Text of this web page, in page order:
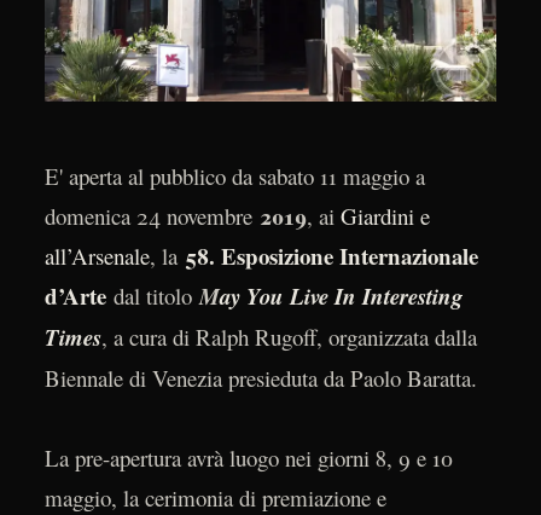
E' aperta al pubblico da sabato 11 maggio a
domenica 24 novembre 2019, ai Giardini e
all’Arsenale, la 58. Esposizione Internazionale
d’Artedal titolo May You Live In Interesting
Times, a cura di Ralph Rugoff, organizzata dalla
Biennale di Venezia presieduta da Paolo Baratta.
La pre-apertura avrà luogo nei giorni 8, 9 e 10
maggio, la cerimonia di premiazione e